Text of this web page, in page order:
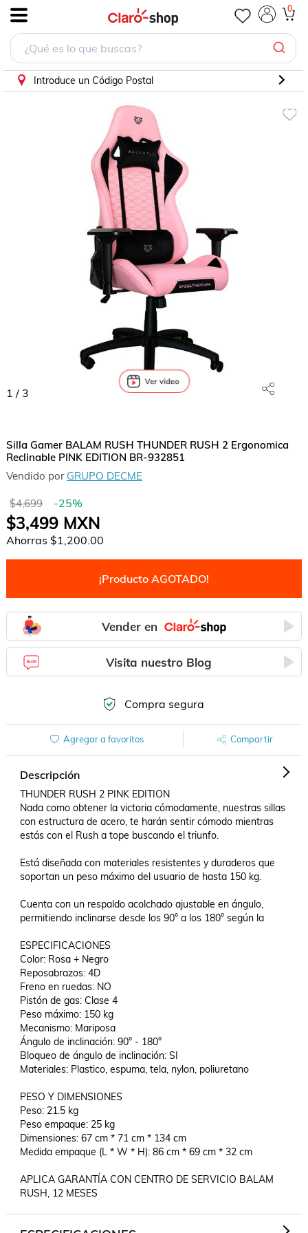
0
Introduce un Código Postal
1 / 3
Silla Gamer BALAM RUSH THUNDER RUSH 2 Ergonomica
Reclinable PINK EDITION BR-932851
Vendido por GRUPO DECME
$4,699 -25%
$3,499MXN
Ahorras $1,200.00
¡Producto AGOTADO!
Vender en
Visita nuestro Blog
Compra segura
Agregar a favoritos Compartir
Descripción
THUNDER RUSH 2 PINK EDITION
Nada como obtener la victoria cómodamente, nuestras sillas
con estructura de acero, te harán sentir cómodo mientras
estás con el Rush a tope buscando el triunfo.
Está diseñada con materiales resistentes y duraderos que
soportan un peso máximo del usuario de hasta 150 kg.
Cuenta con un respaldo acolchado ajustable en ángulo,
permitiendo inclinarse desde los 90° a los 180° según la
ESPECIFICACIONES
Color: Rosa + Negro
Reposabrazos: 4D
Freno en ruedas: NO
Pistón de gas: Clase 4
Peso máximo: 150 kg
Mecanismo: Mariposa
Ángulo de inclinación: 90° - 180°
Bloqueo de ángulo de inclinación: SI
Materiales: Plastico, espuma, tela, nylon, poliuretano
PESO Y DIMENSIONES
Peso: 21.5 kg
Peso empaque: 25 kg
Dimensiones: 67 cm * 71 cm * 134 cm
Medida empaque (L * W * H): 86 cm * 69 cm * 32 cm
APLICA GARANTÍA CON CENTRO DE SERVICIO BALAM
RUSH, 12 MESES